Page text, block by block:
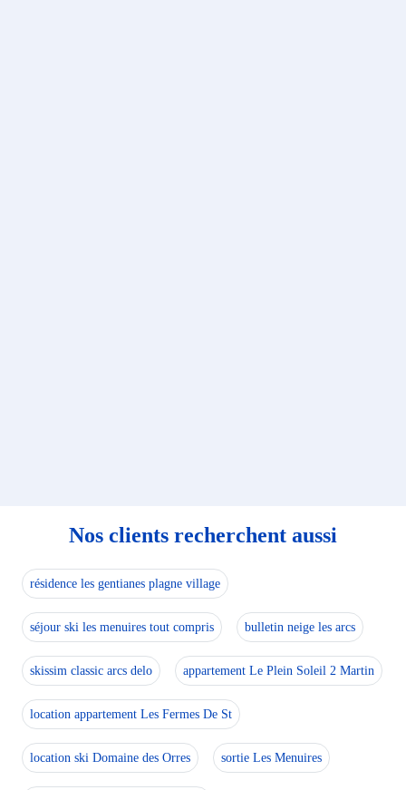
Nos clients recherchent aussi
résidence les gentianes plagne village
séjour ski les menuires tout compris bulletin neige les arcs
skissim classic arcs delo appartement Le Plein Soleil 2 Martin
location appartement Les Fermes De St
location ski Domaine des Orres sortie Les Menuires